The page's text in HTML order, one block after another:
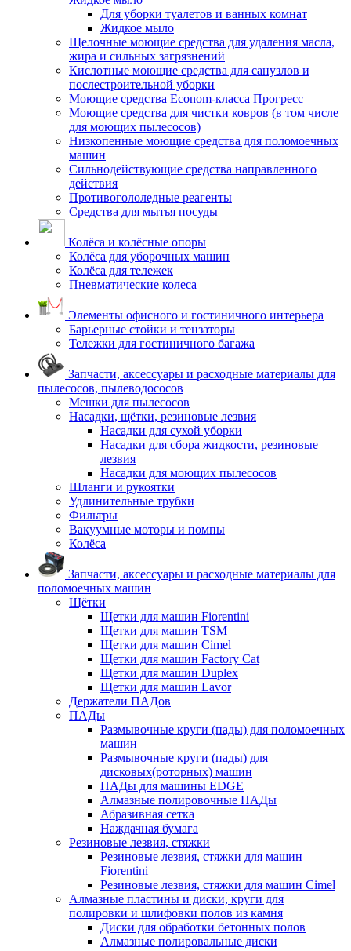
Для уборки туалетов и ванных комнат
Жидкое мыло
Щелочные моющие средства для удаления масла,
жира и сильных загрязнений
Кислотные моющие средства для санузлов и
послестроительной уборки
Моющие средства Econom-класса Прогресс
Моющие средства для чистки ковров (в том числе
для моющих пылесосов)
Низкопенные моющие средства для поломоечных
машин
Сильнодействующие средства направленного
действия
Противогололедные реагенты
Средства для мытья посуды
Колёса и колёсные опоры
Колёса для уборочных машин
Колёса для тележек
Пневматические колеса
Элементы офисного и гостиничного интерьера
Барьерные стойки и тензаторы
Тележки для гостиничного багажа
Запчасти, аксессуары и расходные материалы для
пылесосов, пылеводососов
Мешки для пылесосов
Насадки, щётки, резиновые лезвия
Насадки для сухой уборки
Насадки для сбора жидкости, резиновые
лезвия
Насадки для моющих пылесосов
Шланги и рукоятки
Удлинительные трубки
Фильтры
Вакуумные моторы и помпы
Колёса
Запчасти, аксессуары и расходные материалы для
поломоечных машин
Щётки
Щетки для машин Fiorentini
Щетки для машин TSM
Щетки для машин Cimel
Щетки для машин Factory Cat
Щетки для машин Duplex
Щетки для машин Lavor
Держатели ПАДов
ПАДы
Размывочные круги (пады) для поломоечных
машин
Размывочные круги (пады) для
дисковых(роторных) машин
ПАДы для машины EDGE
Алмазные полировочные ПАДы
Абразивная сетка
Наждачная бумага
Резиновые лезвия, стяжки
Резиновые лезвия, стяжки для машин
Fiorentini
Резиновые лезвия, стяжки для машин Cimel
Алмазные пластины и диски, круги для
полировки и шлифовки полов из камня
Диски для обработки бетонных полов
Алмазные полировальные диски